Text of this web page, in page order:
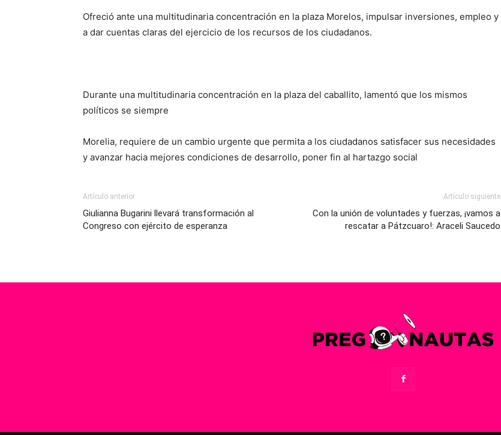
Ofreció ante una multitudinaria concentración en la plaza Morelos, impulsar inversiones, empleo y
a dar cuentas claras del ejercicio de los recursos de los ciudadanos.
Durante una multitudinaria concentración en la plaza del caballito, lamentó que los mismos
políticos se siempre
Morelia, requiere de un cambio urgente que permita a los ciudadanos satisfacer sus necesidades
y avanzar hacia mejores condiciones de desarrollo, poner fin al hartazgo social
Artículo anterior
Giulianna Bugarini llevará transformación al
Congreso con ejército de esperanza
Artículo siguiente
Con la unión de voluntades y fuerzas, ¡vamos a
rescatar a Pátzcuaro!: Araceli Saucedo